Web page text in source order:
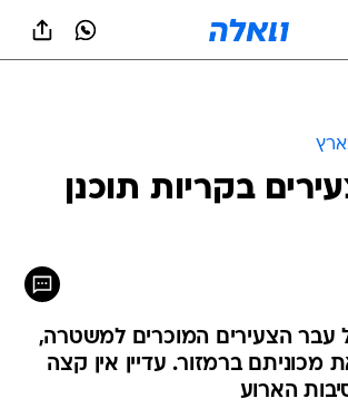
בקריות תוכנן
הצעירים המוכרים למשטרה,
מכוניתם ברמזור. עדיין אין קצה
הארוע